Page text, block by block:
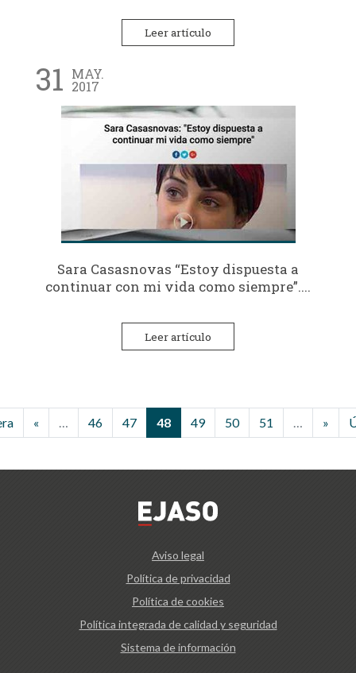
Leer artículo
31 MAY.
2017
Sara Casasnovas “Estoy dispuesta a
continuar con mi vida como siempre”....
Leer artículo
« 46 47 48 49 50 51 »
Aviso legal
Política de privacidad
Política de cookies
Política integrada de calidad y seguridad
Sistema de información